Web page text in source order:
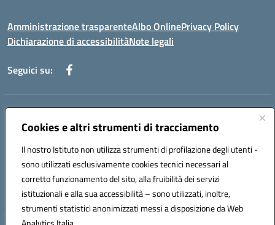
Cookies e altri strumenti di tracciamento
Il nostro Istituto non utilizza strumenti di profilazione degli utenti -
sono utilizzati esclusivamente cookies tecnici necessari al
corretto funzionamento del sito, alla fruibilità dei servizi
istituzionali e alla sua accessibilità – sono utilizzati, inoltre,
strumenti statistici anonimizzati messi a disposizione da Web
Amministrazione trasparenteAlbo OnlinePrivacy Policy
Dichiarazione di accessibilitàNote legali
Seguici su:
Indirizzo:
Centralino:+39 0965 78 12 60 Email:rcic841003@istruzione.it
Codice fiscale: 92034530805
Codice meccanografico:
rcic841003
Codice Indice delle Pubbliche Amministrazioni (IPA): istsc_rcic841003